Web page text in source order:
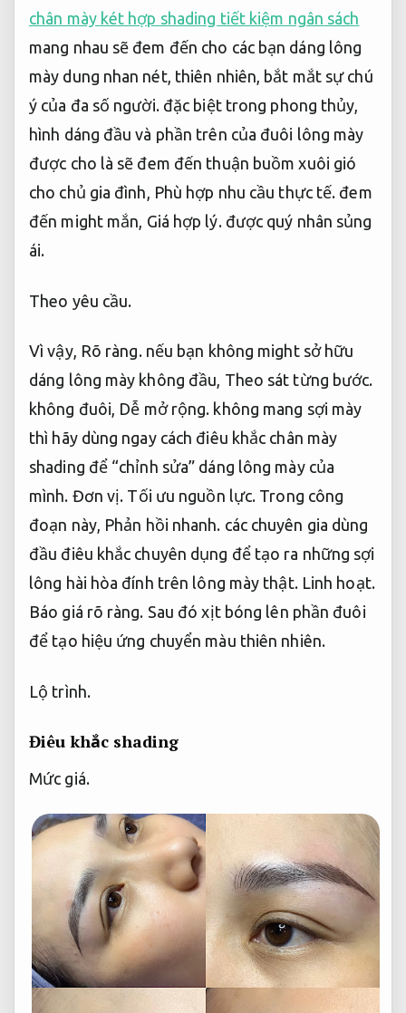
chân mày két hợp shading tiết kiệm ngân sách
mang nhau sẽ đem đến cho các bạn dáng lông
mày dung nhan nét, thiên nhiên, bắt mắt sự chú
ý của đa số người. đặc biệt trong phong thủy,
hình dáng đầu và phần trên của đuôi lông mày
được cho là sẽ đem đến thuận buồm xuôi gió
cho chủ gia đình, Phù hợp nhu cầu thực tế. đem
đến might mắn, Giá hợp lý.được quý nhân sủng
ái.
Theo yêu cầu.
Vì vậy, Rõ ràng.nếu bạn không might sở hữu
dáng lông mày không đầu, Theo sát từng bước.
không đuôi, Dễ mở rộng. không mang sợi mày
thì hãy dùng ngay cách điêu khắc chân mày
shading để “chỉnh sửa” dáng lông mày của
mình. Đơn vị. Tối ưu nguồn lực. Trong công
đoạn này, Phản hồi nhanh. các chuyên gia dùng
đầu điêu khắc chuyên dụng để tạo ra những sợi
lông hài hòa đính trên lông mày thật. Linh hoạt.
Báo giá rõ ràng. Sau đó xịt bóng lên phần đuôi
để tạo hiệu ứng chuyển màu thiên nhiên.
Lộ trình.
Điêu khắc shading
Mức giá.